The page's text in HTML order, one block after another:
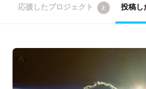
応援したプロジェクト 2 投稿し